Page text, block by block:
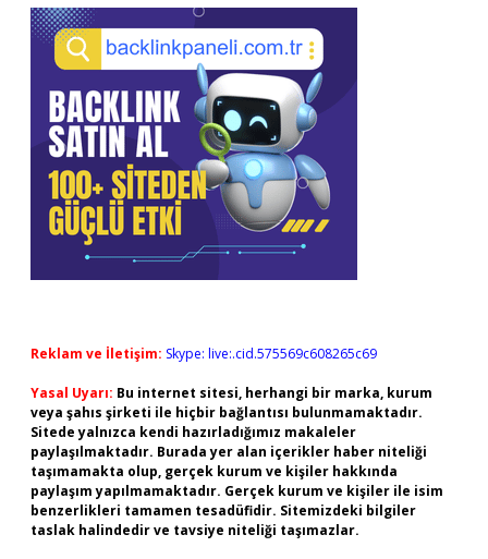
Reklam ve İletişim: Skype: live:.cid.575569c608265c69
Yasal Uyarı: Bu internet sitesi, herhangi bir marka, kurum
veya şahıs şirketi ile hiçbir bağlantısı bulunmamaktadır.
Sitede yalnızca kendi hazırladığımız makaleler
paylaşılmaktadır. Burada yer alan içerikler haber niteliği
taşımamakta olup, gerçek kurum ve kişiler hakkında
paylaşım yapılmamaktadır. Gerçek kurum ve kişiler ile isim
benzerlikleri tamamen tesadüfidir. Sitemizdeki bilgiler
taslak halindedir ve tavsiye niteliği taşımazlar.